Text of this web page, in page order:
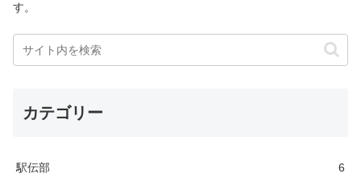
す。
カテゴリー
駅伝部 6